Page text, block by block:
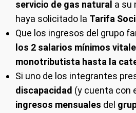
servicio de gas natural a su
haya solicitado la Tarifa
Que los ingresos del grupo
los 2 salarios mínimos
monotributista hasta la
Si uno de los integrantes
discapacidad (y cuenta con
ingresos mensuales del